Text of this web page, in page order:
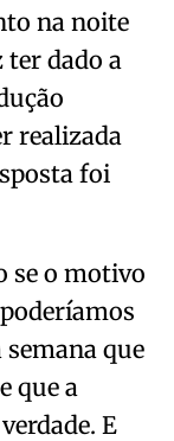
na noite
ter dado a
realizada
foi
se o motivo
que
que a
E